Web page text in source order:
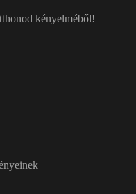
kényelméből!